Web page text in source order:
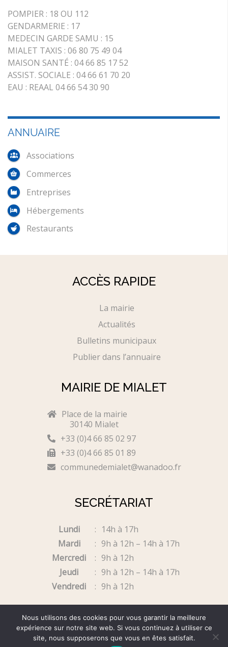
POMPIER : 18 OU 112
GENDARMERIE : 17
MEDECIN GARDE SAMU : 15
MIALET TAXIS : 06 80 75 49 04
MAISON SANTÉ : 04 66 85 17 52
ASSIST. SOCIALE : 04 66 61 70 20
EAU : REAAL 04 66 54 30 90
ANNUAIRE
Associations
Commerces
Entreprises
Hébergements
Restaurants
ACCÈS RAPIDE
La mairie
Actualités
Bulletins municipaux
Publier dans l’annuaire
MAIRIE DE MIALET
Place de la mairie
30140 Mialet
+33 (0)4 66 85 02 97
+33 (0)4 66 85 01 89
communedemialet@wanadoo.fr
SECRÉTARIAT
Lundi
14h à 17h
Mardi
9h à 12h – 14h à 17h
Mercredi
9h à 12h
Jeudi
9h à 12h – 14h à 17h
Vendredi
9h à 12h
Nous utilisons des cookies pour vous garantir la meilleure
expérience sur notre site web. Si vous continuez à utiliser ce
site, nous supposerons que vous en êtes satisfait.